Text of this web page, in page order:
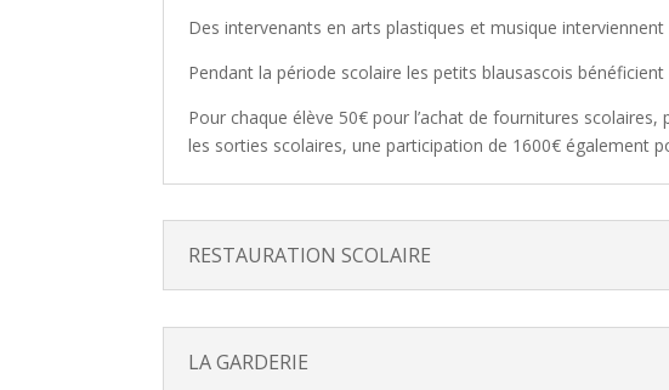
Des intervenants en arts plastiques et musique
Pendant la période scolaire les petits blausascois
Pour chaque élève 50€ pour l’achat de fournitures
les sorties scolaires, une participation de 1600€ également
RESTAURATION SCOLAIRE
LA GARDERIE